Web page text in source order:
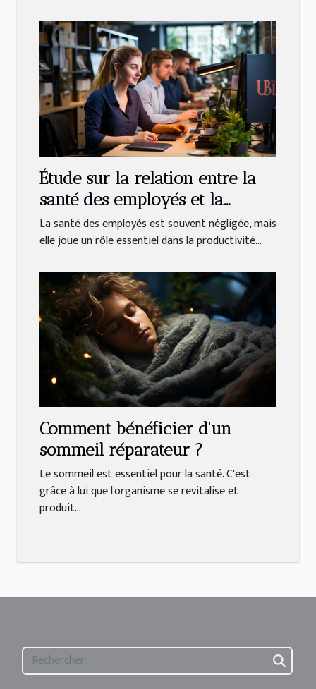
Étude sur la relation entre la
santé des employés et la
productivité en entreprise
La santé des employés est souvent négligée, mais
elle joue un rôle essentiel dans la productivité...
Comment bénéficier d'un
sommeil réparateur ?
Le sommeil est essentiel pour la santé. C'est
grâce à lui que l'organisme se revitalise et
produit...